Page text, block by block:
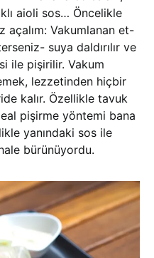
aioli sos… Öncelikle
açalım: Vakumlanan et-
suya daldırılır ve
ile pişirilir. Vakum
lezzetinden hiçbir
kalır. Özellikle tavuk
pişirme yöntemi bana
yanındaki sos ile
bürünüyordu.